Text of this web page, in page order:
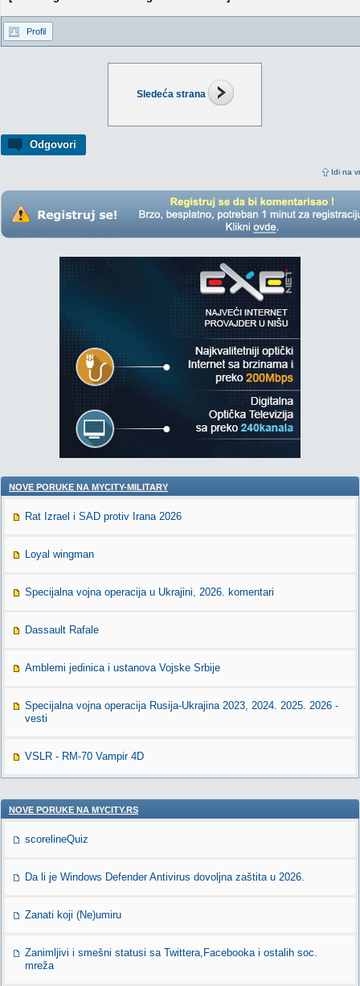
Sledeća strana
Odgovori
Idi na
Profil
NOVE PORUKE NA MYCITY-MILITARY
Rat Izrael i SAD protiv Irana 2026
Loyal wingman
Specijalna vojna operacija u Ukrajini, 2026. komentari
Dassault Rafale
Amblemi jedinica i ustanova Vojske Srbije
Specijalna vojna operacija Rusija-Ukrajina 2023, 2024. 2025. 2026 -
vesti
VSLR - RM-70 Vampir 4D
NOVE PORUKE NA MYCITY.RS
scorelineQuiz
Da li je Windows Defender Antivirus dovoljna zaštita u 2026.
Zanati koji (Ne)umiru
Zanimljivi i smešni statusi sa Twittera,Facebooka i ostalih soc.
mreža